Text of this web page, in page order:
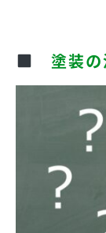
塗装の